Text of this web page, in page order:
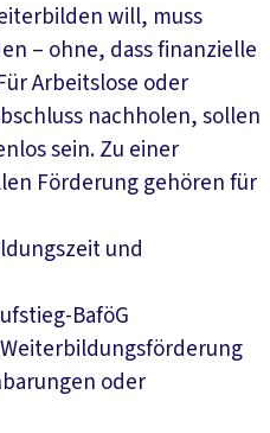
will, muss
– ohne, dass finanzielle
Arbeitslose oder
nachholen, sollen
sein. Zu einer
Förderung gehören für
und
BaföG
oder